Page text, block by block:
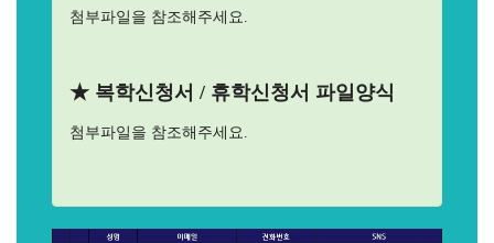
첨부파일을 참조해주세요.
★ 복학신청서 / 휴학신청서 파일양식
첨부파일을 참조해주세요.